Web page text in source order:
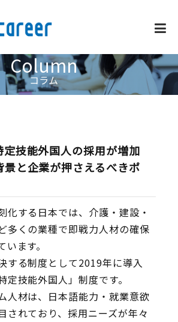
Column
コラム
定技能外国人の採用が増加
景と企業が押さえるべきポ
化する日本では、介護・建設・
多くの業種で即戦力人材の確保
ます。
する制度として2019年に導入
定技能外国人」制度です。
人材は、日本語能力・就業意欲
されており、採用ニーズが年々